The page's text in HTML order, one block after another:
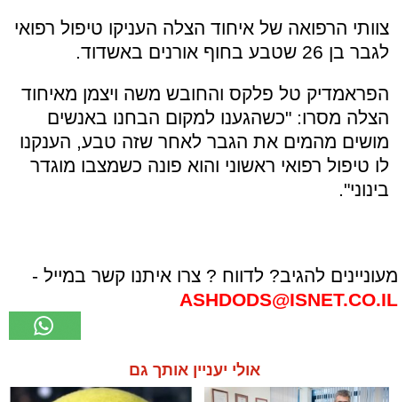
צוותי הרפואה של איחוד הצלה העניקו טיפול רפואי
לגבר בן 26 שטבע בחוף אורנים באשדוד.
הפראמדיק טל פלקס והחובש משה ויצמן מאיחוד
הצלה מסרו: "כשהגענו למקום הבחנו באנשים
מושים מהמים את הגבר לאחר שזה טבע, הענקנו
לו טיפול רפואי ראשוני והוא פונה כשמצבו מוגדר
בינוני".
מעוניינים להגיב? לדווח ? צרו איתנו קשר במייל -
ASHDODS@ISNET.CO.IL
אולי יעניין אותך גם